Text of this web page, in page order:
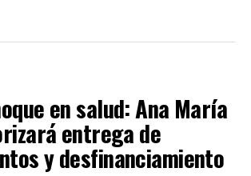
en salud: Ana María
entrega de
y desfinanciamiento